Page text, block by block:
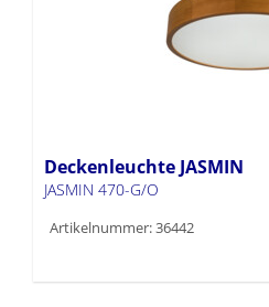
Deckenleuchte JASMIN
JASMIN 470-G/O
Artikelnummer: 36442